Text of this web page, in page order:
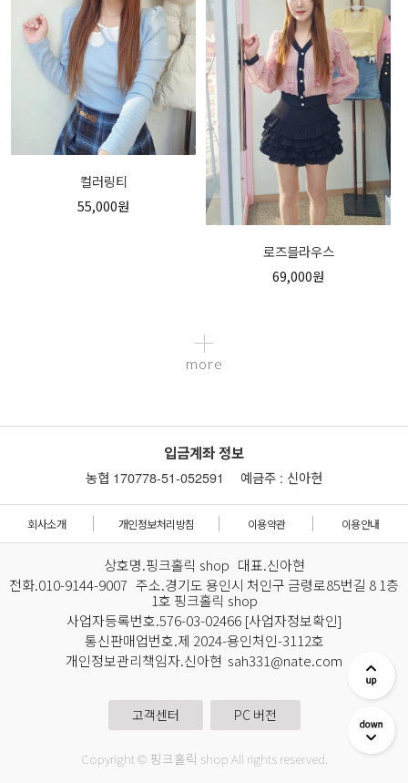
컬러링티
55,000원
로즈블라우스
69,000원
more
입금계좌 정보
농협 170778-51-052591 예금주 : 신아현
회사소개 개인정보처리방침 이용약관 이용안내
상호명.핑크홀릭 shop 대표.신아현
전화.010-9144-9007 주소.경기도 용인시 처인구 금령로85번길 8 1층
1호 핑크홀릭 shop
사업자등록번호.576-03-02466 [사업자정보확인]
통신판매업번호.제 2024-용인처인-3112호
개인정보관리책임자.신아현 sah331@nate.com
고객센터 PC 버전
Copyright © 핑크홀릭 shop All rights reserved.